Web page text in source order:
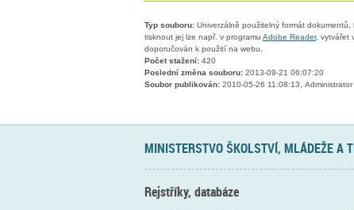
Typ souboru: Univerzálně použitelný formát
tisknout jej lze např. v programu Adobe Reader, vytvářet
doporučován k použití na webu.
Počet stažení: 420
Poslední změna souboru: 2013-09-21 06:07:20
Soubor publikován: 2010-05-26 11:08:13, Administrator
MINISTERSTVO ŠKOLSTVÍ, MLÁDEŽE A
Rejstříky, databáze